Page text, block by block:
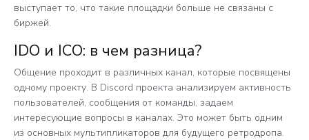
выступает то, что такие площадки больше не связаны с
биржей.
IDO и ICO: в чем разница?
Общение проходит в различных канал, которые посвящены
одному проекту. В Discord проекта анализируем активность
пользователей, сообщения от команды, задаем
интересующие вопросы в каналах. Это может быть одним
из основных мультипликаторов для будущего ретродропа.